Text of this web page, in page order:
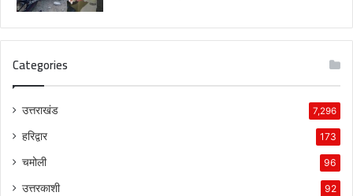
Categories
उत्तराखंड 7,296
हरिद्वार 173
चमोली 96
उत्तरकाशी 92